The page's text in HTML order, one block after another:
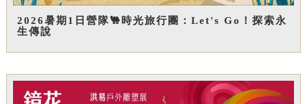
2026暑期1日營隊🐫時光旅行團：Let's Go！探索永
生傳說